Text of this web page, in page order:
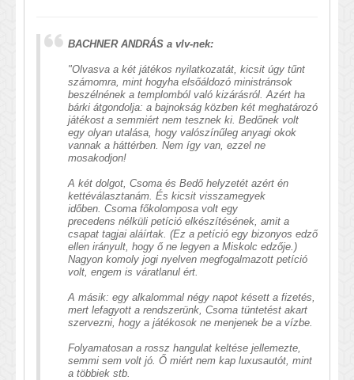
BACHNER ANDRÁS a vlv-nek:
"Olvasva a két játékos nyilatkozatát, kicsit úgy tűnt
számomra, mint hogyha elsőáldozó ministránsok
beszélnének a templomból való kizárásról. Azért ha
bárki átgondolja: a bajnokság közben két meghatározó
játékost a semmiért nem tesznek ki. Bedőnek volt
egy olyan utalása, hogy valószínűleg anyagi okok
vannak a háttérben. Nem így van, ezzel ne
mosakodjon!
A két dolgot, Csoma és Bedő helyzetét azért én
kettéválasztanám. És kicsit visszamegyek
időben. Csoma főkolomposa volt egy
precedens nélküli petíció elkészítésének, amit a
csapat tagjai aláírtak. (Ez a petíció egy bizonyos edző
ellen irányult, hogy ő ne legyen a Miskolc edzője.)
Nagyon komoly jogi nyelven megfogalmazott petíció
volt, engem is váratlanul ért.
A másik: egy alkalommal négy napot késett a fizetés,
mert lefagyott a rendszerünk, Csoma tüntetést akart
szervezni, hogy a játékosok ne menjenek be a vízbe.
Folyamatosan a rossz hangulat keltése jellemezte,
semmi sem volt jó. Ő miért nem kap luxusautót, mint
a többiek stb.